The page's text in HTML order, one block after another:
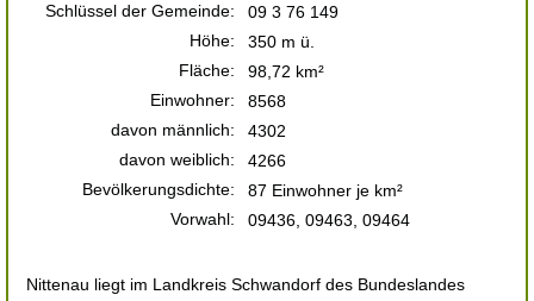
Schlüssel der Gemeinde:
09 3 76 149
Höhe:
350 m ü.
Fläche:
98,72 km²
Einwohner:
8568
davon männlich:
4302
davon weiblich:
4266
Bevölkerungsdichte:
87 Einwohner je km²
Vorwahl:
09436, 09463, 09464
Nittenau liegt im Landkreis Schwandorf des Bundeslandes